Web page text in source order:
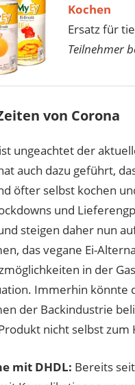
Kochen
Ersatz für
Teilnehmer
von Corona
ungeachtet der
auch dazu geführt,
öfter selbst kochen
und
steigen daher nun
das vegane Ei-
in der
Immerhin könnte
der Backindustrie
nicht selbst zum
mit DHDL: Bereits